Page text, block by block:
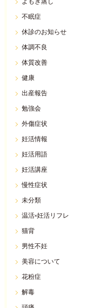
不眠症
休診のお知らせ
体調不良
体質改善
健康
出産報告
勉強会
外傷症状
妊活情報
妊活用語
妊活講座
慢性症状
未分類
温活×妊活リフレ
猫背
男性不妊
美容について
花粉症
解毒